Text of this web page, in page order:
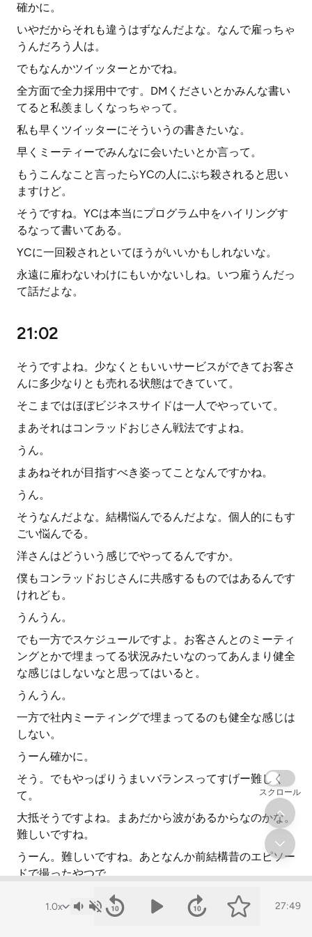
確かに。
いやだからそれも違うはずなんだよな。なんで雇っちゃ
うんだろう人は。
でもなんかツイッターとかでね。
全方面で全力採用中です。DMくださいとかみんな書い
てると私羨ましくなっちゃって。
私も早くツイッターにそういうの書きたいな。
早くミーティーでみんなに会いたいとか言って。
もうこんなこと言ったらYCの人にぶち殺されると思い
ますけど。
そうですね。YCは本当にプログラム中をハイリングす
るなって書いてある。
YCに一回殺されといてほうがいいかもしれないな。
永遠に雇わないわけにもいかないしね。いつ雇うんだっ
て話だよな。
21:02
そうですよね。少なくともいいサービスができてお客さ
んに多少なりとも売れる状態はできていて。
そこまではほぼビジネスサイドは一人でやっていて。
まあそれはコンラッドおじさん戦法ですよね。
うん。
まあねそれが目指すべき姿ってことなんですかね。
うん。
そうなんだよな。結構悩んでるんだよな。個人的にもす
ごい悩んでる。
洋さんはどういう感じでやってるんですか。
僕もコンラッドおじさんに共感するものではあるんです
けれども。
うんうん。
でも一方でスケジュールですよ。お客さんとのミーティ
ングとかで埋まってる状況みたいなのってあんまり健全
な感じはしないなと思ってはいると。
うんうん。
一方で社内ミーティングで埋まってるのも健全な感じは
しない。
うーん確かに。
そう。でもやっぱりうまいバランスってすげー難しく
て。
大抵そうですよね。まあだから波があるからなのかな。
難しいですね。
うーん。難しいですね。あとなんか前結構昔のエピソー
ドで撮ったやつで、
結局その創業者だから売れてる場合みたいな。
あーありましたね。確かにその話もあったね。
27:49
スクロール